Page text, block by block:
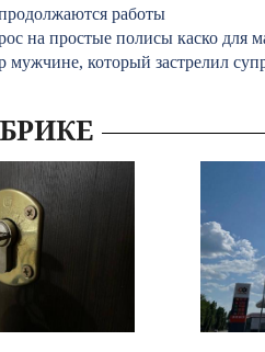
работы
на простые полисы каско для
который застрелил